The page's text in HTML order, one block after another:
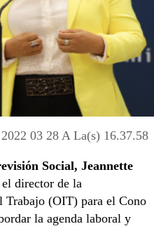
03 28 A La(s) 16.37.58
Social, Jeannette
el director de la
Trabajo (OIT) para el Cono
la agenda laboral y